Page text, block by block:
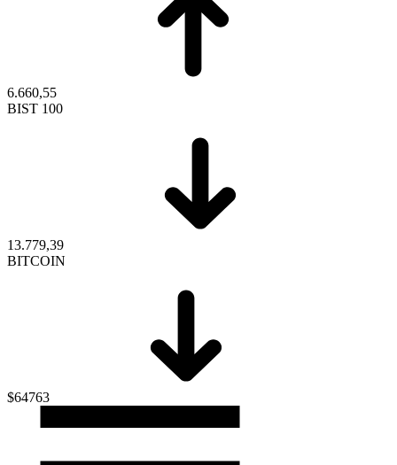
6.660,55
BIST 100
13.779,39
BITCOIN
$64763